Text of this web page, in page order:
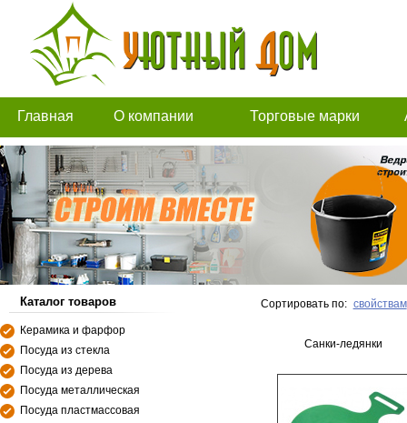
Главная О компании Торговые марки
Каталог товаров
Керамика и фарфор
Посуда из стекла
Посуда из дерева
Посуда металлическая
Посуда пластмассовая
Сортировать по: свойствам
Санки-ледянки